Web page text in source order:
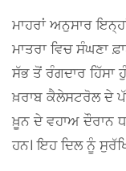
ਮਾਹਰਾਂ ਅਨੁਸਾਰ
ਮਾਤਰਾ ਵਿਚ ਸੰਘਣਾ
ਸੱਭ ਤੋਂ ਰੰਗਦਾਰ ਹਿੱਸਾ
ਖ਼ਰਾਬ ਕੈਲੇਸਟਰੋਲ ਦੇ
ਖ਼ੂਨ ਦੇ ਵਹਾਅ ਦੌਰਾਨ
ਹਨ। ਇਹ ਦਿਲ ਨੂੰ